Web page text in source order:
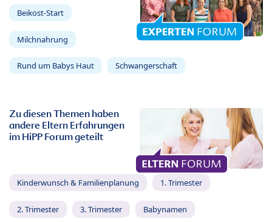
Beikost-Start
Milchnahrung
Rund um Babys Haut Schwangerschaft
Zu diesen Themen haben
andere Eltern Erfahrungen
im HiPP Forum geteilt
Kinderwunsch & Familienplanung 1. Trimester
2. Trimester 3. Trimester Babynamen